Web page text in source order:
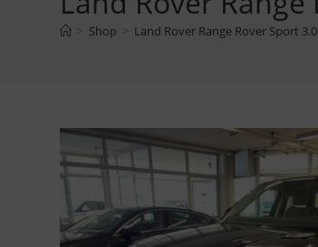
> Shop > Land Rover Range Rover Sport